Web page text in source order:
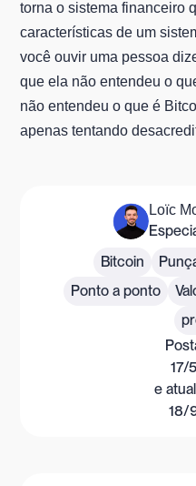
torna o sistema financeiro
características de um
você ouvir uma pessoa
que ela não entendeu o
não entendeu o que é
apenas tentando
Loïc
Bitcoin
Ponto a ponto
17/
e
18/